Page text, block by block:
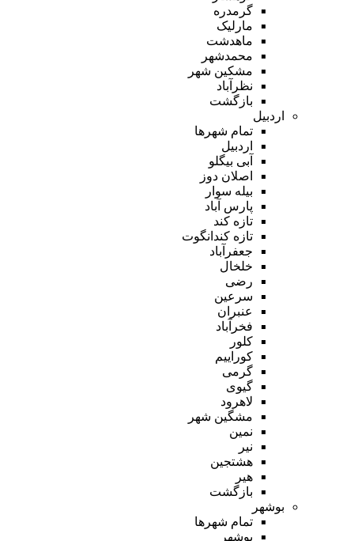
گرمدره
مارلیک
ماهدشت
محمدشهر
مشکین شهر
نظرآباد
بازگشت
اردبیل
تمام شهر‌ها
اردبیل
آبی بیگلو
اصلان دوز
بیله سوار
پارس آباد
تازه کند
تازه کندانگوت
جعفرآباد
خلخال
رضی
سرعین
عنبران
فخرآباد
کلور
کوراییم
گرمی
گیوی
لاهرود
مشگین شهر
نمین
نیر
هشتجین
هیر
بازگشت
بوشهر
تمام شهر‌ها
بوشهر